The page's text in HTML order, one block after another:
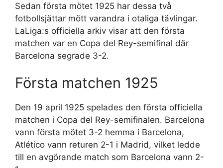
Sedan första mötet 1925 har dessa två
fotbollsjättar mött varandra i otaliga tävlingar.
LaLiga:s officiella arkiv visar att den första
matchen var en Copa del Rey-semifinal där
Barcelona segrade 3-2.
Första matchen 1925
Den 19 april 1925 spelades den första officiella
matchen i Copa del Rey-semifinalen. Barcelona
vann första mötet 3-2 hemma i Barcelona,
Atlético vann returen 2-1 i Madrid, vilket ledde
till en avgörande match som Barcelona vann 2-